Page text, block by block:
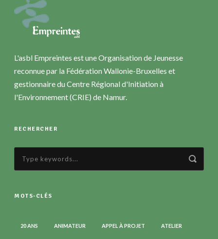
L'asbl Empreintes est une Organisation de Jeunesse
reconnue par la Fédération Wallonie-Bruxelles et
gestionnaire du Centre Régional d'Initiation à
l'Environnement (CRIE) de Namur.
RECHERCHER
MOTS-CLÉS
20 ANS ANIMATEUR APPEL À PROJET ATELIER